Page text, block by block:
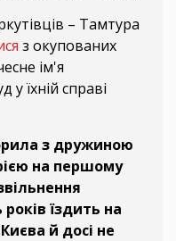
– Тамтура
з окупованих
ім'я
у їхній справі
з дружиною
на першому
років їздить на
й досі не